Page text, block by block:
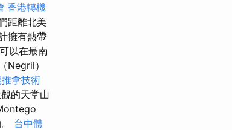
香港轉機
距離北美
擁有熱帶
以在最南
Negril）
拿技術
的天堂山
台中體